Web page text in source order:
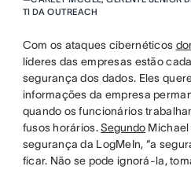
TI DA OUTREACH
Com os ataques cibernéticos
líderes das empresas estão
segurança dos dados. Eles
informações da empresa
quando os funcionários
fusos horários.Segundo Michael
segurança da LogMeIn, “a
ficar. Não se pode ignorá-la,